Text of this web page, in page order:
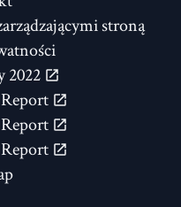
stroną
2022